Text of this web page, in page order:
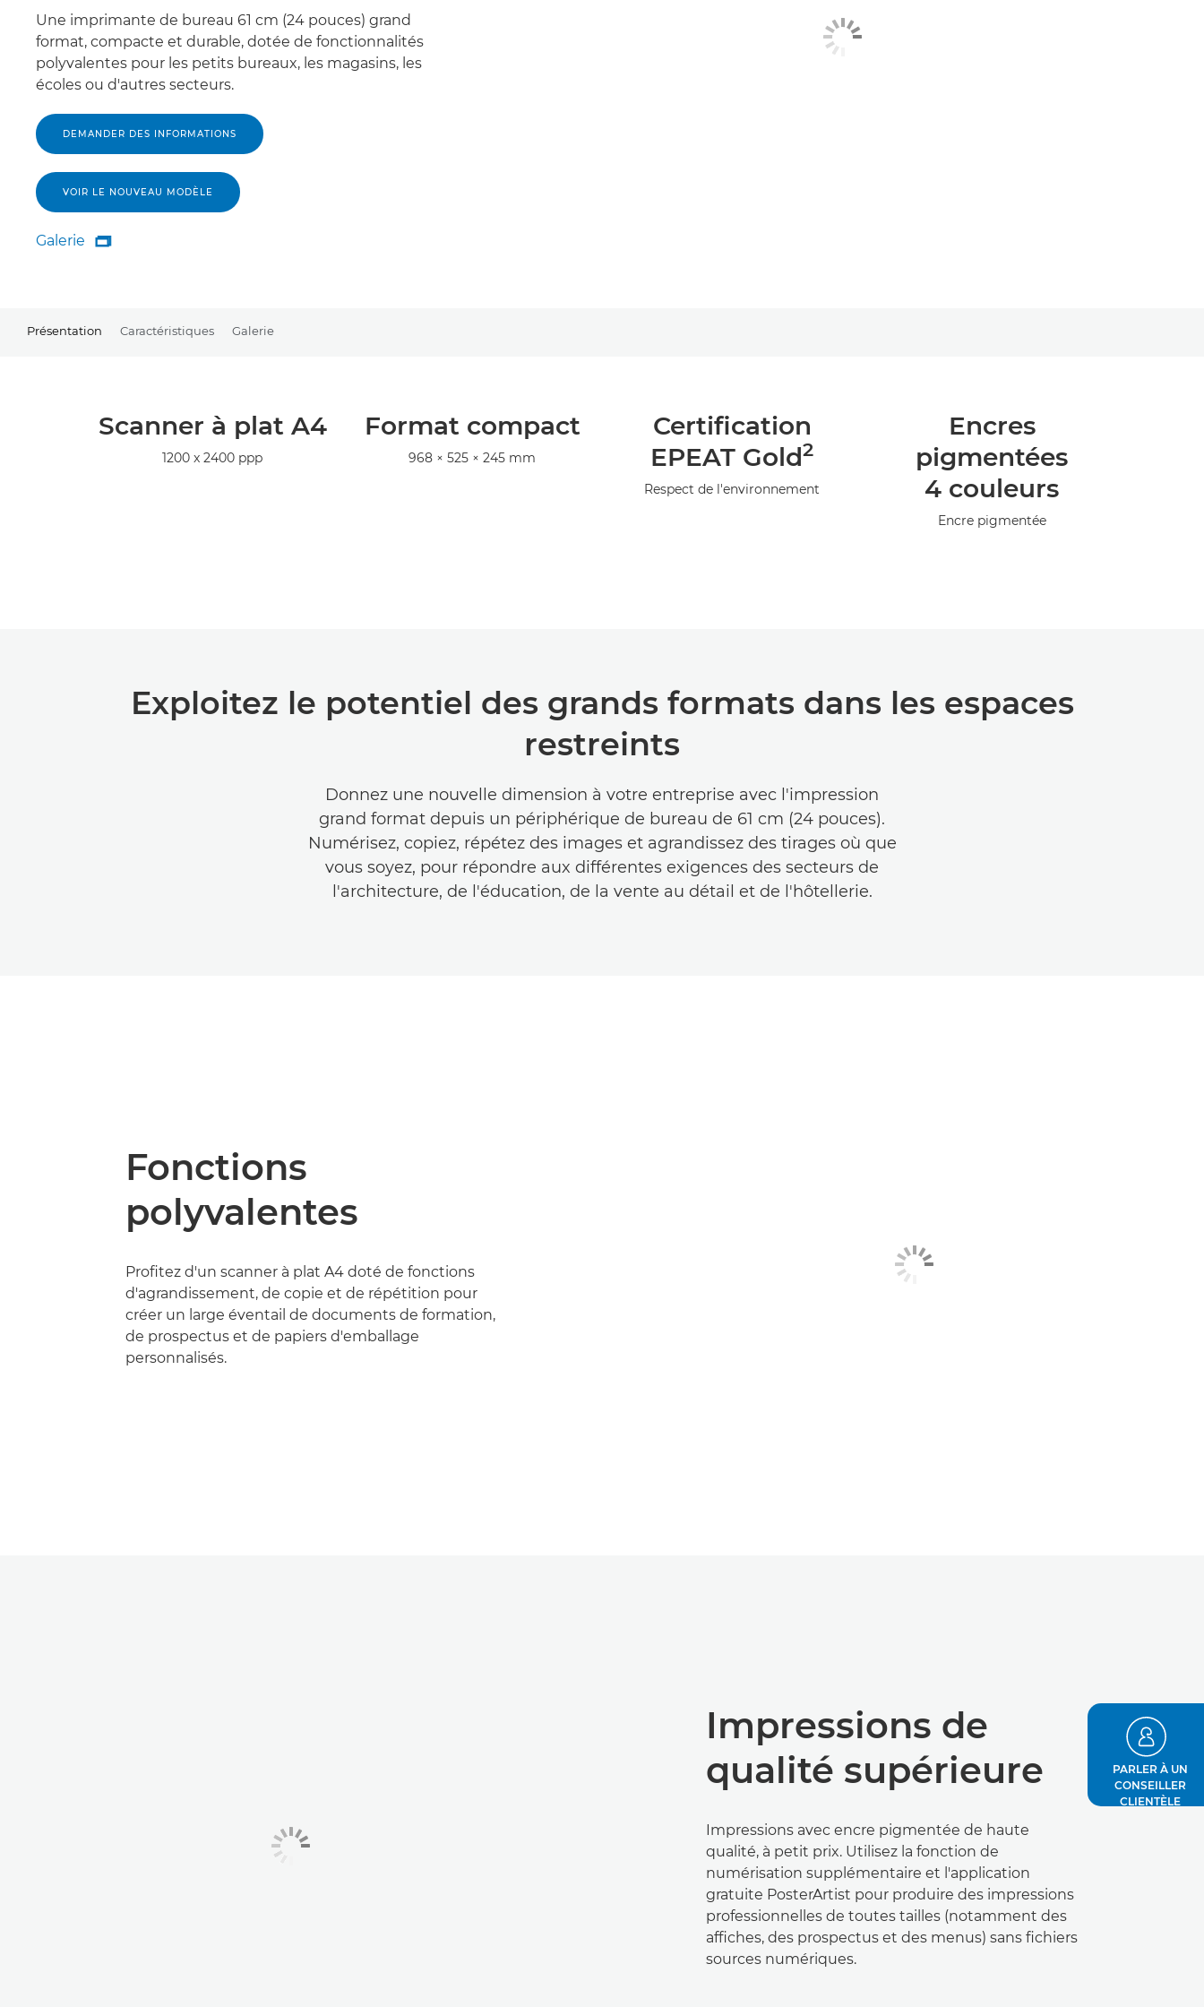
Une imprimante de bureau 61 cm (24 pouces) grand
format, compacte et durable, dotée de fonctionnalités
polyvalentes pour les petits bureaux, les magasins, les
écoles ou d'autres secteurs.
DEMANDER DES INFORMATIONS
VOIR LE NOUVEAU MODÈLE
Galerie
Galerie

Présentation Caractéristiques Galerie
Scanner à plat A4
1200 x 2400 ppp
Format compact
968 × 525 × 245 mm
Certification
EPEAT Gold2
Respect de l'environnement
Encres
pigmentées
4 couleurs
Encre pigmentée
Exploitez le potentiel des grands formats dans les espaces
restreints
Donnez une nouvelle dimension à votre entreprise avec l'impression
grand format depuis un périphérique de bureau de 61 cm (24 pouces).
Numérisez, copiez, répétez des images et agrandissez des tirages où que
vous soyez, pour répondre aux différentes exigences des secteurs de
l'architecture, de l'éducation, de la vente au détail et de l'hôtellerie.
Fonctions
polyvalentes
Profitez d'un scanner à plat A4 doté de fonctions
d'agrandissement, de copie et de répétition pour
créer un large éventail de documents de formation,
de prospectus et de papiers d'emballage
personnalisés.
Impressions de
qualité supérieure
Impressions avec encre pigmentée de haute
qualité, à petit prix. Utilisez la fonction de
numérisation supplémentaire et l'application
gratuite PosterArtist pour produire des impressions
professionnelles de toutes tailles (notamment des
affiches, des prospectus et des menus) sans fichiers
sources numériques.
PARLER À UN
CONSEILLER
CLIENTÈLE